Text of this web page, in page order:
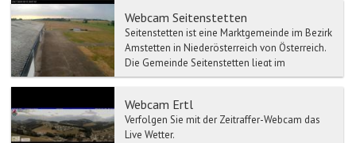
Webcam Seitenstetten
Seitenstetten ist eine Marktgemeinde im Bezirk
Amstetten in Niederösterreich von Österreich.
Die Gemeinde Seitenstetten liegt im
Mostviertel in Nie...
Webcam Ertl
Verfolgen Sie mit der Zeitraffer-Webcam das
Live Wetter.